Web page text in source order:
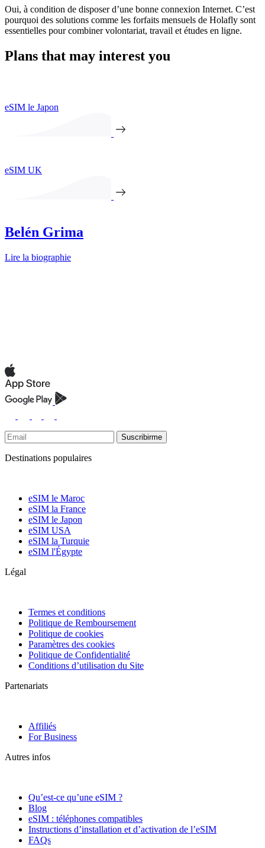
Oui, à condition de disposer d’une bonne connexion Internet. C’est
pourquoi des solutions comme les forfaits mensuels de Holafly sont
essentielles pour combiner volontariat, travail et études en ligne.
Plans that may interest you
eSIM le Japon
eSIM UK
Belén Grima
Lire la biographie
Suscribirme
Destinations populaires
eSIM le Maroc
eSIM la France
eSIM le Japon
eSIM USA
eSIM la Turquie
eSIM l'Égypte
Légal
Termes et conditions
Politique de Remboursement
Politique de cookies
Paramètres des cookies
Politique de Confidentialité
Conditions d’utilisation du Site
Partenariats
Affiliés
For Business
Autres infos
Qu’est-ce qu’une eSIM ?
Blog
eSIM : téléphones compatibles
Instructions d’installation et d’activation de l’eSIM
FAQs